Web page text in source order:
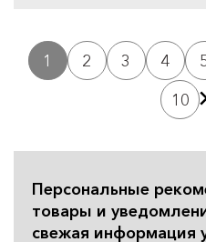
1 2 3 4
10
Персональные
товары и
свежая информация